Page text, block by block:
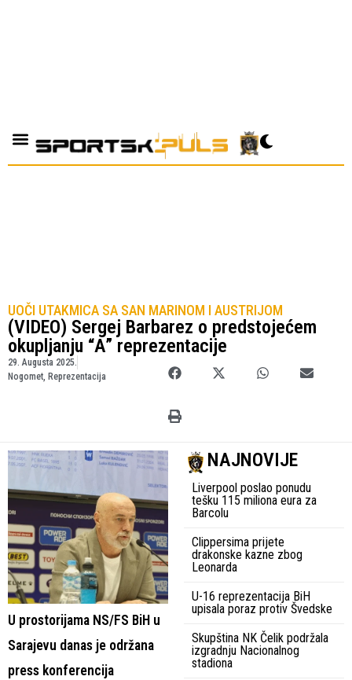
UOČI UTAKMICA SA SAN MARINOM I AUSTRIJOM
(VIDEO) Sergej Barbarez o predstojećem
okupljanju “A” reprezentacije
29. Augusta 2025.
Nogomet, Reprezentacija
U prostorijama NS/FS BiH u
Sarajevu danas je održana
press konferencija
NAJNOVIJE
Liverpool poslao ponudu
tešku 115 miliona eura za
Barcolu
Clippersima prijete
drakonske kazne zbog
Leonarda
U-16 reprezentacija BiH
upisala poraz protiv Švedske
Skupština NK Čelik podržala
izgradnju Nacionalnog
stadiona